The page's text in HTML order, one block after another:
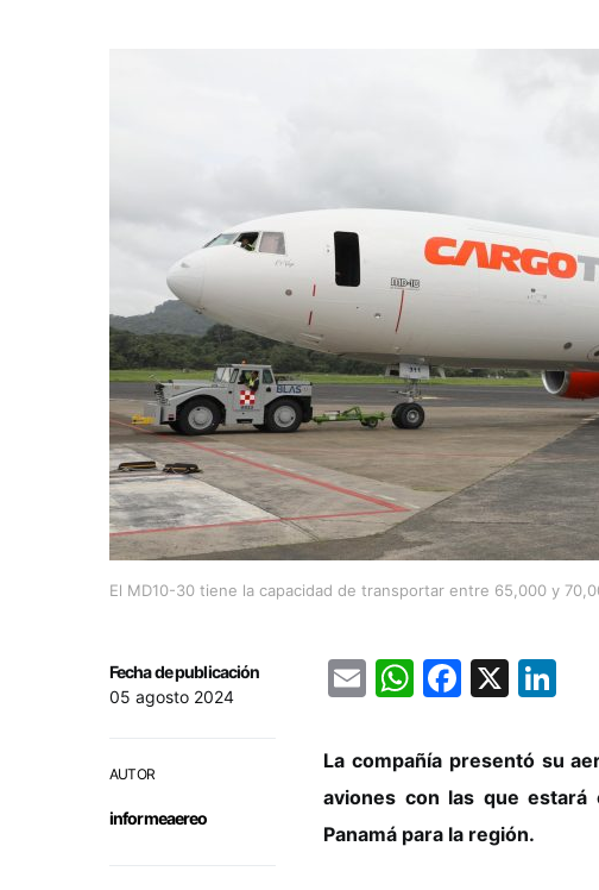
El MD10-30 tiene la capacidad de transportar entre 65,000 y
Fecha de publicación
05 agosto 2024
AUTOR
informeaereo
EmailWhatsApp
X
La compañía presentó su
aviones con las que estará
Panamá para la región.